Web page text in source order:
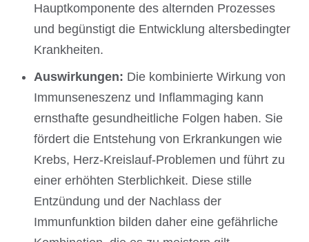
Hauptkomponente des alternden Prozesses
und begünstigt die Entwicklung altersbedingter
Krankheiten.
Auswirkungen: Die kombinierte Wirkung von
Immunseneszenz und Inflammaging kann
ernsthafte gesundheitliche Folgen haben. Sie
fördert die Entstehung von Erkrankungen wie
Krebs, Herz-Kreislauf-Problemen und führt zu
einer erhöhten Sterblichkeit. Diese stille
Entzündung und der Nachlass der
Immunfunktion bilden daher eine gefährliche